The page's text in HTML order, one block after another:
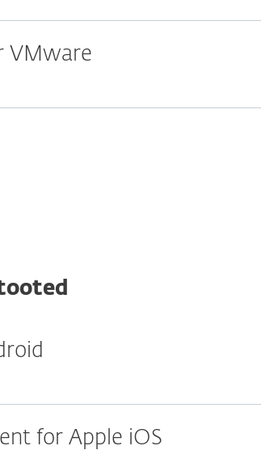
VMware
for Apple iOS